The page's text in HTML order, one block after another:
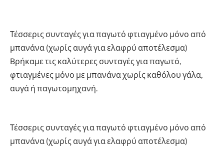
Τέσσερις συνταγές για παγωτό φτιαγμένο μόνο από
μπανάνα (χωρίς αυγά για ελαφρύ αποτέλεσμα)
Bρήκαμε τις καλύτερες συνταγές για παγωτό,
φτιαγμένες μόνο με μπανάνα χωρίς καθόλου γάλα,
αυγά ή παγωτομηχανή.
Τέσσερις συνταγές για παγωτό φτιαγμένο μόνο από
μπανάνα (χωρίς αυγά για ελαφρύ αποτέλεσμα)